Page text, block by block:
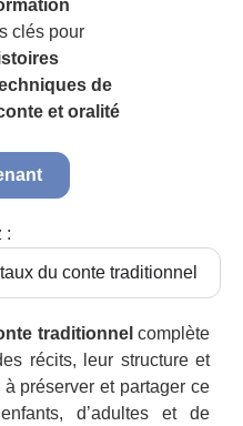
clés pour
de
et oralité
:
du conte traditionnel
traditionnel complète
récits, leur structure et
préserver et partager ce
d’adultes et de